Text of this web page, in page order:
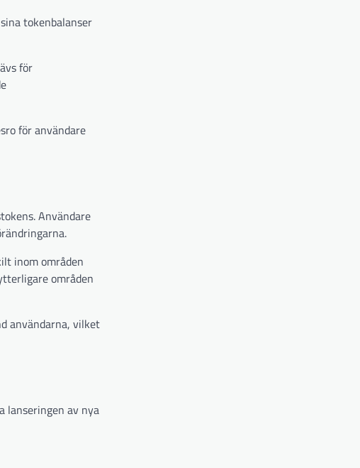
tokenbalanser
för
för användare
Användare
inom områden
områden
användarna, vilket
lanseringen av nya